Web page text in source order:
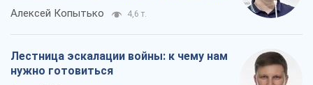
Алексей Копытько 4,6 т.
Лестница эскалации войны: к чему нам
нужно готовиться